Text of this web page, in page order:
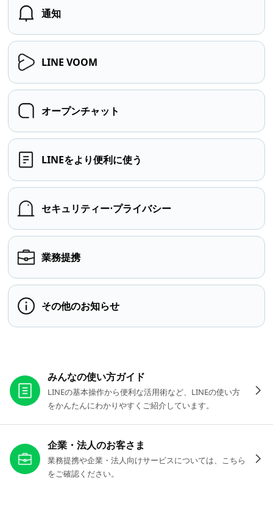
通知
LINE VOOM
オープンチャット
LINEをより便利に使う
セキュリティー⋅プライバシー
業務提携
その他のお知らせ
みんなの使い方ガイド
LINEの基本操作から便利な活用術など、LINEの使い方
をかんたんにわかりやすくご紹介しています。
企業・法人のお客さま
業務提携や企業・法人向けサービスについては、こちら
をご確認ください。